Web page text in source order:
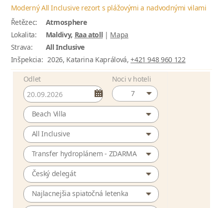
Moderný All Inclusive rezort s plážovými a nadvodnými vilami
Řetězec:
Atmosphere
Lokalita:
Maldivy, Raa atoll| Mapa
Strava:
All Inclusive
Inšpekcia: 2026, Katarina Kaprálová,+421 948 960 122
Odlet
Noci v hoteli
7
Beach Villa
All Inclusive
Transfer hydroplánem - ZDARMA
Český delegát
Najlacnejšia spiatočná letenka